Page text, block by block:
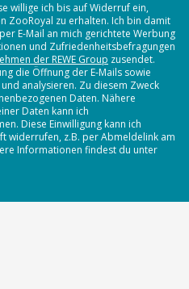
willige ich bis auf Widerruf ein,
ZooRoyal zu erhalten. Ich bin damit
E-Mail an mich gerichtete Werbung
und Zufriedenheitsbefragungen
der REWE Group zusendet.
die Öffnung der E-Mails sowie
analysieren. Zu diesem Zweck
Daten. Nähere
Daten kann ich
Diese Einwilligung kann ich
widerrufen, z.B. per Abmeldelink am
Informationen findest du unter